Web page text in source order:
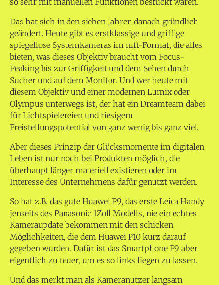
Das hat sich in den sieben Jahren danach gründlich
geändert. Heute gibt es erstklassige und griffige
spiegellose Systemkameras im mft-Format, die alles
bieten, was dieses Objektiv braucht vom Focus-
Peaking bis zur Griffigkeit und dem Sehen durch
Sucher und auf dem Monitor. Und wer heute mit
diesem Objektiv und einer modernen Lumix oder
Olympus unterwegs ist, der hat ein Dreamteam dabei
für Lichtspielereien und riesigem
Freistellungspotential von ganz wenig bis ganz viel.
Aber dieses Prinzip der Glücksmomente im digitalen
Leben ist nur noch bei Produkten möglich, die
überhaupt länger materiell existieren oder im
Interesse des Unternehmens dafür genutzt werden.
So hat z.B. das gute Huawei P9, das erste Leica Handy
jenseits des Panasonic 1Zoll Modells, nie ein echtes
Kameraupdate bekommen mit den schicken
Möglichkeiten, die dem Huawei P10 kurz darauf
gegeben wurden. Dafür ist das Smartphone P9 aber
eigentlich zu teuer, um es so links liegen zu lassen.
Und das merkt man als Kameranutzer langsam